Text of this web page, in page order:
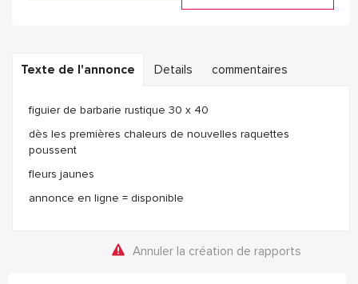
Texte de l'annonce Details commentaires
figuier de barbarie rustique 30 x 40
dès les premières chaleurs de nouvelles raquettes
poussent
fleurs jaunes
annonce en ligne = disponible
Annuler la création de rapports